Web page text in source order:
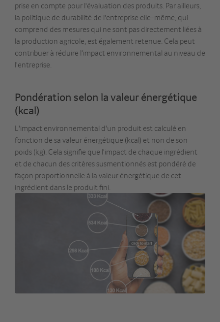
prise en compte pour l'évaluation des produits. Par ailleurs,
la politique de durabilité de l'entreprise elle-même, qui
comprend des mesures qui ne sont pas directement liées à
la production agricole, est également retenue. Cela peut
contribuer à réduire l'impact environnemental au niveau de
l'entreprise.
Pondération selon la valeur énergétique
(kcal)
L'impact environnemental d'un produit est calculé en
fonction de sa valeur énergétique (kcal) et non de son
poids (kg). Cela signifie que l'impact de chaque ingrédient
et de chacun des critères susmentionnés est pondéré de
façon proportionnelle à la valeur énergétique de cet
ingrédient dans le produit fini.